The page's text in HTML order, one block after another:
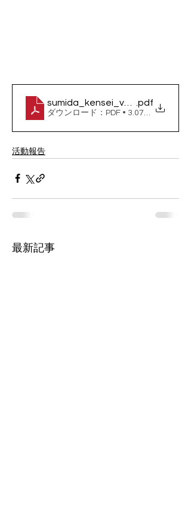
sumida_kensei_vol33_2
.pdf
ダウンロード：PDF • 3.07MB
活動報告
最新記事